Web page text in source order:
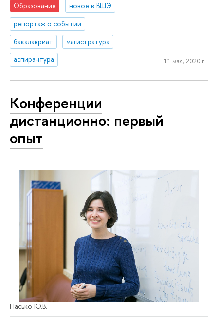
Образование
новое в ВШЭ
репортаж о событии
бакалавриат
магистратура
аспирантура
11 мая, 2020 г.
Конференции
дистанционно: первый
опыт
Пасько Ю.В.